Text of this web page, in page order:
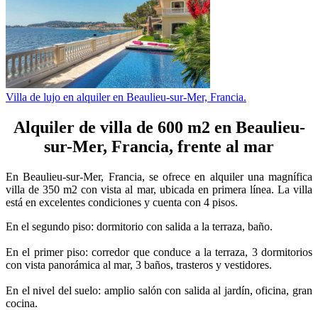
Villa de lujo en alquiler en Beaulieu-sur-Mer, Francia.
Alquiler de villa de 600 m2 en Beaulieu-
sur-Mer, Francia, frente al mar
En Beaulieu-sur-Mer, Francia, se ofrece en alquiler una magnífica
villa de 350 m2 con vista al mar, ubicada en primera línea. La villa
está en excelentes condiciones y cuenta con 4 pisos.
En el segundo piso: dormitorio con salida a la terraza, baño.
En el primer piso: corredor que conduce a la terraza, 3 dormitorios
con vista panorámica al mar, 3 baños, trasteros y vestidores.
En el nivel del suelo: amplio salón con salida al jardín, oficina, gran
cocina.